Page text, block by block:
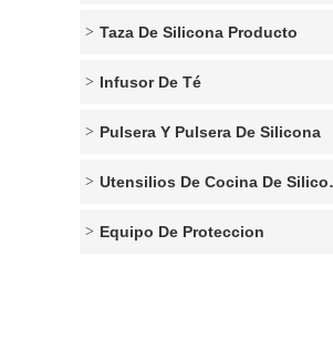
Taza De Silicona Producto
Infusor De Té
Pulsera Y Pulsera De Silicona
Utensilios De Cocina De Silicona
Equipo De Proteccion
escaparate